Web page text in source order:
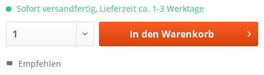
Sofort versandfertig, Lieferzeit ca. 1-3 Werktage
In den Warenkorb
Empfehlen